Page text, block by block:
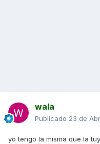
wala
Publicado 23 de
yo tengo la misma que la